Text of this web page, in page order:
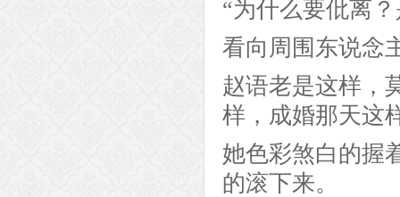
“为什么要仳离
看向周围东说念
赵语老是这样，
样，成婚那天这
她色彩煞白的握
的滚下来。